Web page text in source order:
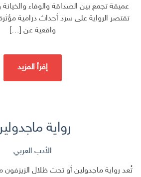
عميقة تجمع بين الصداقة والوفاء
تقتصر الرواية على سرد أحداث درامية
واقعية عن […]
إقرأ المزيد
رواية
الأدب العربي
تُعد رواية ماجدولين أو تحت ظلال الزيزفون